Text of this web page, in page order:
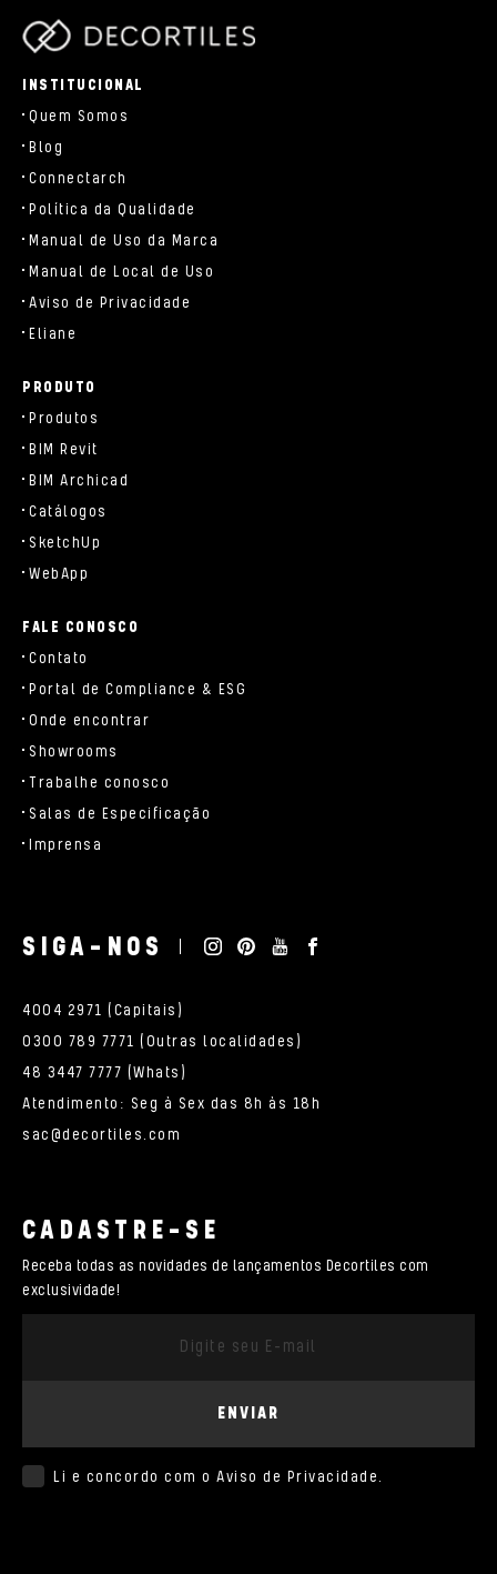
INSTITUCIONAL
Quem Somos
Blog
Connectarch
Política da Qualidade
Manual de Uso da Marca
Manual de Local de Uso
Aviso de Privacidade
Eliane
PRODUTO
Produtos
BIM Revit
BIM Archicad
Catálogos
SketchUp
WebApp
FALE CONOSCO
Contato
Portal de Compliance & ESG
Onde encontrar
Showrooms
Trabalhe conosco
Salas de Especificação
Imprensa
SIGA-NOS
4004 2971 (Capitais)
0300 789 7771 (Outras localidades)
48 3447 7777 (Whats)
Atendimento: Seg à Sex das 8h às 18h
sac@decortiles.com
CADASTRE-SE
Receba todas as novidades de lançamentos Decortiles com
exclusividade!
ENVIAR
Li e concordo com o Aviso de Privacidade.